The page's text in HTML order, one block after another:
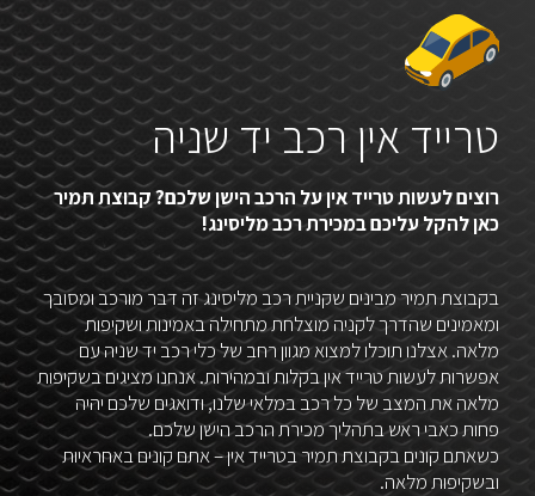
טרייד אין רכב יד שניה
רוצים לעשות טרייד אין על הרכב הישן שלכם? קבוצת תמיר
כאן להקל עליכם במכירת רכב מליסינג!
בקבוצת תמיר מבינים שקניית רכב מליסינג זה דבר מורכב ומסובך
ומאמינים שהדרך לקניה מוצלחת מתחילה באמינות ושקיפות
מלאה. אצלנו תוכלו למצוא מגוון רחב של כלי רכב יד שניה עם
אפשרות לעשות טרייד אין בקלות ובמהירות. אנחנו מציגים בשקיפות
מלאה את המצב של כל רכב במלאי שלנו, ודואגים שלכם יהיה
פחות כאבי ראש בתהליך מכירת הרכב הישן שלכם.
כשאתם קונים בקבוצת תמיר בטרייד אין – אתם קונים באחראיות
ובשקיפות מלאה.